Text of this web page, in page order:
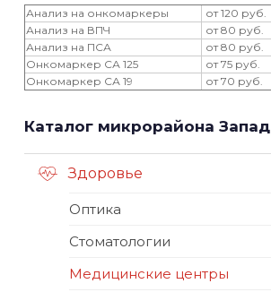
Анализ на онкомаркеры
от 120 руб.
Анализ на ВПЧ
от 80 руб.
Анализ на ПСА
от 80 руб.
Онкомаркер СА 125
от 75 руб.
Онкомаркер СА 19
от 70 руб.
Каталог микрорайона Запад
Здоровье
Оптика
Стоматологии
Медицинские центры